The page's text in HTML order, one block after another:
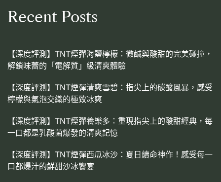
Recent Posts
【深度評測】TNT煙彈海鹽檸檬：微鹹與酸甜的完美碰撞，
解鎖味蕾的「電解質」級清爽體驗
【深度評測】TNT煙彈清爽雪碧：指尖上的碳酸風暴，感受
檸檬與氣泡交織的極致冰爽
【深度評測】TNT煙彈養樂多：重現指尖上的酸甜經典，每
一口都是乳酸菌爆發的清爽記憶
【深度評測】TNT煙彈西瓜冰沙：夏日續命神作！感受每一
口都爆汁的鮮甜沙冰饗宴